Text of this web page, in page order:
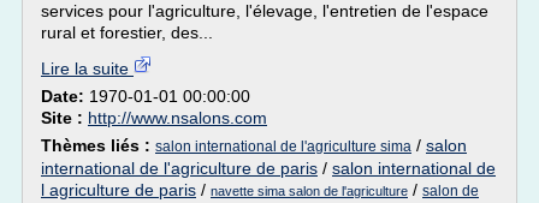
services pour l'agriculture, l'élevage, l'entretien de l'espace
rural et forestier, des...
Lire la suite
Date: 1970-01-01 00:00:00
Site : http://www.nsalons.com
Thèmes liés : salon international de l'agriculture sima / salon
international de l'agriculture de paris / salon international de
l agriculture de paris / navette sima salon de l'agriculture / salon de